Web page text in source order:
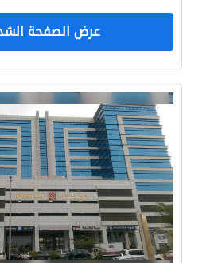
عرض الصفحة